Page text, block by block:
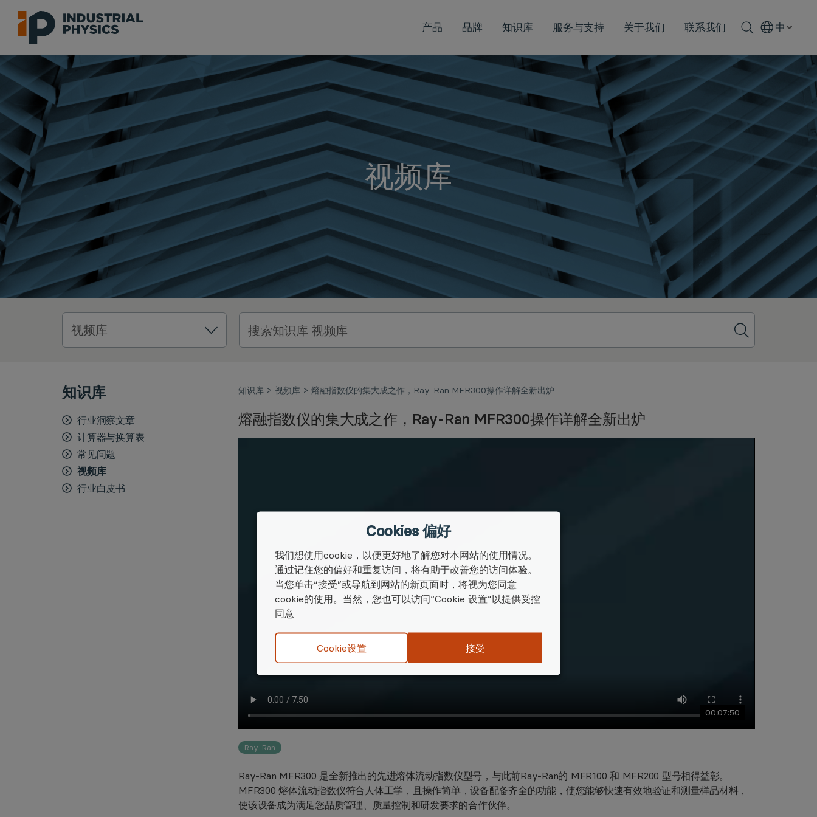
产品 品牌 知识库 服务与支持 关于我们 联系我们 中
视频库
知识库
行业洞察文章
计算器与换算表
常见问题
视频库
行业白皮书
知识库 视频库 熔融指数仪的集大成之作，Ray-Ran MFR300操作详解全新出炉
熔融指数仪的集大成之作，Ray-Ran MFR300操作详解全新出炉
00:07:50
Ray-Ran
Ray-Ran MFR300 是全新推出的先进熔体流动指数仪型号，与此前Ray-Ran的 MFR100 和 MFR200 型号相得益彰。
MFR300 熔体流动指数仪符合人体工学，且操作简单，设备配备齐全的功能，使您能够快速有效地验证和测量样品材料，
使该设备成为满足您品质管理、质量控制和研发要求的合作伙伴。
Cookies 偏好
我们想使用cookie，以便更好地了解您对本网站的使用情况。
通过记住您的偏好和重复访问，将有助于改善您的访问体验。
当您单击“接受”或导航到网站的新页面时，将视为您同意
cookie的使用。当然，您也可以访问“Cookie 设置”以提供受控
同意
Cookie设置 接受